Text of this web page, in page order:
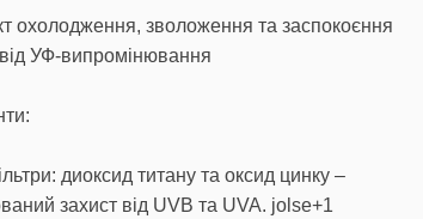
охолодження, зволоження та заспокоєння
УФ‑випромінювання
диоксид титану та оксид цинку –
захист від UVB та UVA. jolse+1